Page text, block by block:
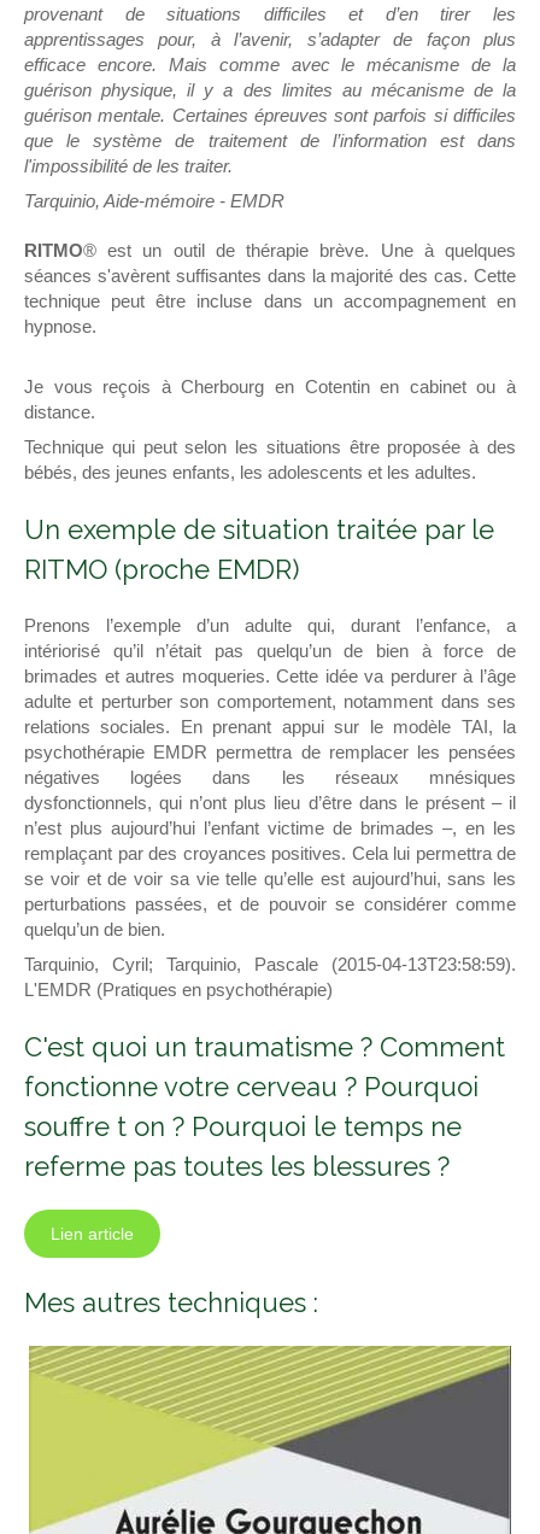
provenant de situations difficiles et d’en tirer les
apprentissages pour, à l’avenir, s’adapter de façon plus
efficace encore. Mais comme avec le mécanisme de la
guérison physique, il y a des limites au mécanisme de la
guérison mentale. Certaines épreuves sont parfois si difficiles
que le système de traitement de l’information est dans
l'impossibilité de les traiter.
Tarquinio, Aide-mémoire - EMDR
RITMO® est un outil de thérapie brève. Une à quelques
séances s'avèrent suffisantes dans la majorité des cas. Cette
technique peut être incluse dans un accompagnement en
hypnose.
Je vous reçois à Cherbourg en Cotentin en cabinet ou à
distance.
Technique qui peut selon les situations être proposée à des
bébés, des jeunes enfants, les adolescents et les adultes.
Un exemple de situation traitée par le
RITMO (proche EMDR)
Prenons l’exemple d’un adulte qui, durant l’enfance, a
intériorisé qu’il n’était pas quelqu’un de bien à force de
brimades et autres moqueries. Cette idée va perdurer à l’âge
adulte et perturber son comportement, notamment dans ses
relations sociales. En prenant appui sur le modèle TAI, la
psychothérapie EMDR permettra de remplacer les pensées
négatives logées dans les réseaux mnésiques
dysfonctionnels, qui n’ont plus lieu d’être dans le présent – il
n’est plus aujourd’hui l’enfant victime de brimades –, en les
remplaçant par des croyances positives. Cela lui permettra de
se voir et de voir sa vie telle qu’elle est aujourd’hui, sans les
perturbations passées, et de pouvoir se considérer comme
quelqu’un de bien.
Tarquinio, Cyril; Tarquinio, Pascale (2015-04-13T23:58:59).
L'EMDR (Pratiques en psychothérapie)
C'est quoi un traumatisme ? Comment
fonctionne votre cerveau ? Pourquoi
souffre t on ? Pourquoi le temps ne
referme pas toutes les blessures ?
Lien article
Mes autres techniques :